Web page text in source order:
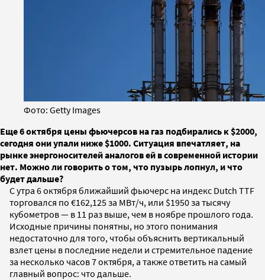
Фото: Getty Images
Еще 6 октября цены фьючерсов на газ подбирались к $2000,
сегодня они упали ниже $1000. Ситуация впечатляет, на
рынке энергоносителей аналогов ей в современной истории
нет. Можно ли говорить о том, что пузырь лопнул, и что
будет дальше?
С утра 6 октября ближайший фьючерс на индекс Dutch TTF
торговался по €162,125 за МВт/ч, или $1950 за тысячу
кубометров — в 11 раз выше, чем в ноябре прошлого года.
Исходные причины понятны, но этого понимания
недостаточно для того, чтобы объяснить вертикальный
взлет цены в последние недели и стремительное падение
за несколько часов 7 октября, а также ответить на самый
главный вопрос: что дальше.